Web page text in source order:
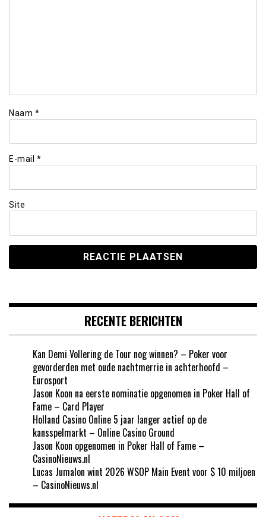
Naam *
E-mail *
Site
RECENTE BERICHTEN
Kan Demi Vollering de Tour nog winnen? – Poker voor
gevorderden met oude nachtmerrie in achterhoofd –
Eurosport
Jason Koon na eerste nominatie opgenomen in Poker Hall of
Fame – Card Player
Holland Casino Online 5 jaar langer actief op de
kansspelmarkt – Online Casino Ground
Jason Koon opgenomen in Poker Hall of Fame –
CasinoNieuws.nl
Lucas Jumalon wint 2026 WSOP Main Event voor $ 10 miljoen
– CasinoNieuws.nl